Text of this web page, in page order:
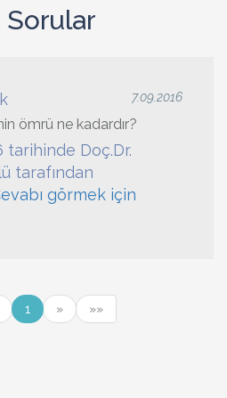
Sorular
7.09.2016
ömrü ne kadardır?
tarihinde Doç.Dr.
tarafından
görmek için
1 » »»